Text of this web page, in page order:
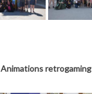
Animations retrogaming